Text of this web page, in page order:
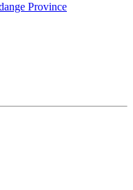
Province